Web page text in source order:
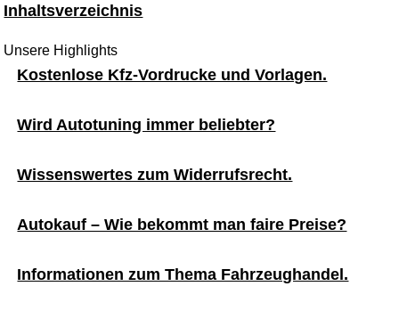
Inhaltsverzeichnis
Unsere Highlights
Kostenlose Kfz-Vordrucke und Vorlagen.
Wird Autotuning immer beliebter?
Wissenswertes zum Widerrufsrecht.
Autokauf – Wie bekommt man faire Preise?
Informationen zum Thema Fahrzeughandel.